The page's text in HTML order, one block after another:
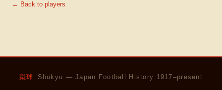
← Back to players
蹴球 Shukyu — Japan Football History 1917–present